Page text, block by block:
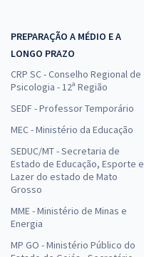
PREPARAÇÃO A MÉDIO E A
LONGO PRAZO
CRP SC - Conselho Regional de
Psicologia - 12ª Região
SEDF - Professor Temporário
MEC - Ministério da Educação
SEDUC/MT - Secretaria de
Estado de Educação, Esporte e
Lazer do estado de Mato
Grosso
MME - Ministério de Minas e
Energia
MP GO - Ministério Público do